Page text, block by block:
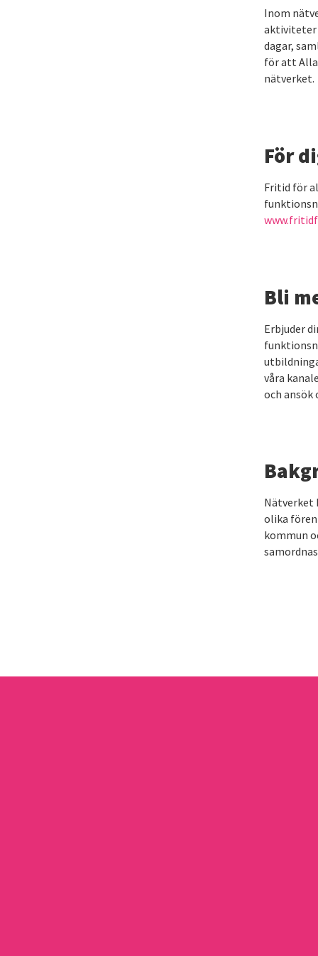
Inom
aktiviteter
dagar,
för att
nätverket.
För
Fritid för
Bli
Erbjuder
våra
och ansök
Nätverket
olika
kommun